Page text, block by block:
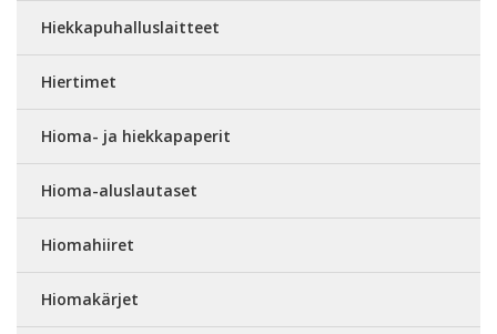
Hiekkapuhalluslaitteet
Hiertimet
Hioma- ja hiekkapaperit
Hioma-aluslautaset
Hiomahiiret
Hiomakärjet